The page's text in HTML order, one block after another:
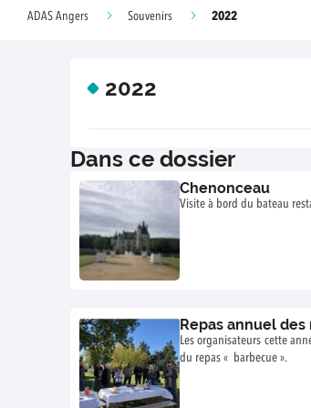
ADAS Angers Souvenirs 2022
2022
Dans ce dossier
Chenonceau
Visite à bord du bateau
Repas annuel
Les organisateurs cette
du repas « barbecue ».